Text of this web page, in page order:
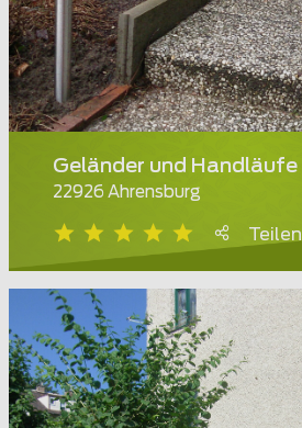
Geländer und Handläufe
22926 Ahrensburg
Teilen